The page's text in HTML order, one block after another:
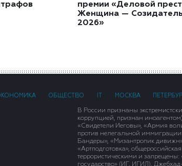
премии «Деловой
Женщина —
2026»
ОБЩЕСТВО МОСКВА
В России признаны
коррупцией, признан
«Свидетели Иеговы», «Армия
против нелегальной
Бандеры», «Мизантропик
«Артподготовка»,
террористическими и
государство» (ИГ, ИГИЛ),